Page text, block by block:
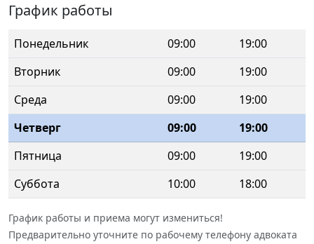
График работы
Понедельник 09:00
19:00
Вторник
09:00
19:00
Среда
09:00
19:00
Четверг
09:00
19:00
Пятница
09:00
19:00
Суббота
10:00 18:00
График работы и приема могут измениться!
Предварительно уточните по рабочему телефону адвоката